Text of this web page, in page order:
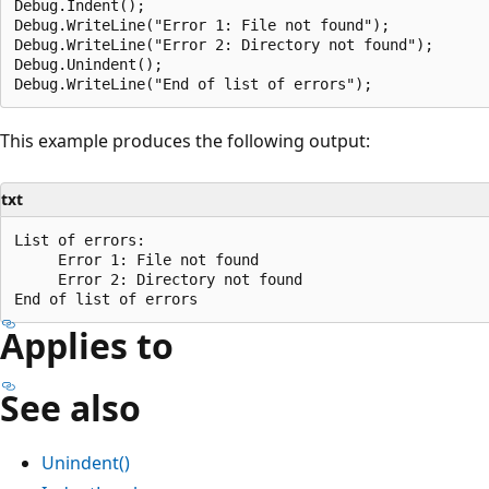
Debug.Indent();
Debug.WriteLine("Error 1: File not found");
Debug.WriteLine("Error 2: Directory not found");
Debug.Unindent();
This example produces the following output:
txt
List of errors:
     Error 1: File not found
     Error 2: Directory not found
Applies to
See also
Unindent()